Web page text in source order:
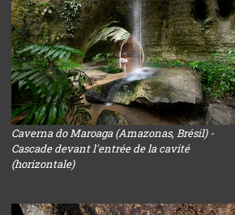
Caverna do Maroaga (Amazonas, Brésil) -
Cascade devant l'entrée de la cavité
(horizontale)